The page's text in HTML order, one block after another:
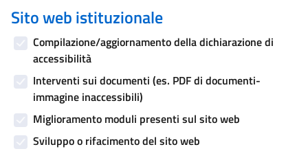
Sito web istituzionale
Compilazione/aggiornamento della dichiarazione di
accessibilità
Interventi sui documenti (es. PDF di documenti-
immagine inaccessibili)
Miglioramento moduli presenti sul sito web
Sviluppo o rifacimento del sito web